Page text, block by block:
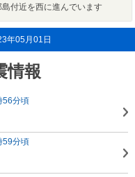
付近を西に進んでいます
年05月01日
情報
56分頃
59分頃